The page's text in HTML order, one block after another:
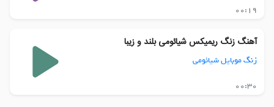
00:19
آهنگ زنگ ریمیکس شیائومی بلند و زیبا
زنگ موبایل شیائومی
00:30